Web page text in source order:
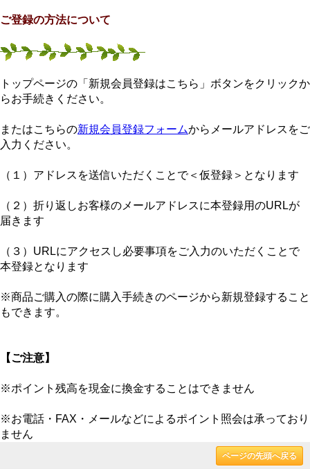
ご登録の方法について
トップページの「新規会員登録はこちら」ボタンをクリックか
らお手続きください。
またはこちらの新規会員登録フォームからメールアドレスをご
入力ください。
（１）アドレスを送信いただくことで＜仮登録＞となります
（２）折り返しお客様のメールアドレスに本登録用のURLが
届きます
（３）URLにアクセスし必要事項をご入力のいただくことで
本登録となります
※商品ご購入の際に購入手続きのページから新規登録すること
もできます。
【ご注意】
※ポイント残高を現金に換金することはできません
※お電話・FAX・メールなどによるポイント照会は承っており
ません
ページの先頭へ戻る